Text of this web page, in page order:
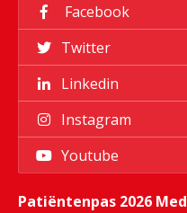
Facebook
Twitter
Linkedin
Instagram
Youtube
Patiëntenpas 2026